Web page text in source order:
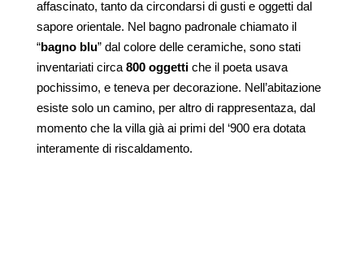
affascinato, tanto da circondarsi di gusti e oggetti dal
sapore orientale. Nel bagno padronale chiamato il
“bagno blu” dal colore delle ceramiche, sono stati
inventariati circa800 oggettiche il poeta usava
pochissimo, e teneva per decorazione. Nell’abitazione
esiste solo un camino, per altro di rappresentaza, dal
momento che la villa già ai primi del ‘900 era dotata
interamente di riscaldamento.